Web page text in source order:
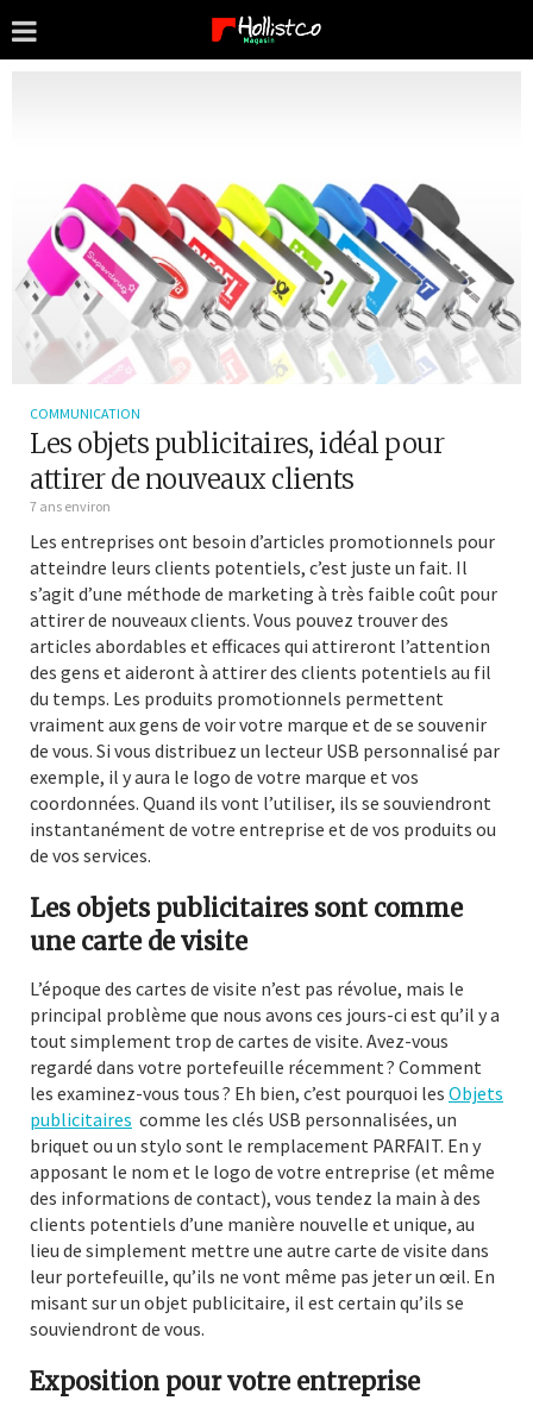
COMMUNICATION
Les objets publicitaires, idéal pour
attirer de nouveaux clients
7 ans environ
Les entreprises ont besoin d’articles promotionnels pour
atteindre leurs clients potentiels, c’est juste un fait. Il
s’agit d’une méthode de marketing à très faible coût pour
attirer de nouveaux clients. Vous pouvez trouver des
articles abordables et efficaces qui attireront l’attention
des gens et aideront à attirer des clients potentiels au fil
du temps. Les produits promotionnels permettent
vraiment aux gens de voir votre marque et de se souvenir
de vous. Si vous distribuez un lecteur USB personnalisé par
exemple, il y aura le logo de votre marque et vos
coordonnées. Quand ils vont l’utiliser, ils se souviendront
instantanément de votre entreprise et de vos produits ou
de vos services.
Les objets publicitaires sont comme
une carte de visite
L’époque des cartes de visite n’est pas révolue, mais le
principal problème que nous avons ces jours-ci est qu’il y a
tout simplement trop de cartes de visite. Avez-vous
regardé dans votre portefeuille récemment ? Comment
les examinez-vous tous ? Eh bien, c’est pourquoi les Objets
publicitaires comme les clés USB personnalisées, un
briquet ou un stylo sont le remplacement PARFAIT. En y
apposant le nom et le logo de votre entreprise (et même
des informations de contact), vous tendez la main à des
clients potentiels d’une manière nouvelle et unique, au
lieu de simplement mettre une autre carte de visite dans
leur portefeuille, qu’ils ne vont même pas jeter un œil. En
misant sur un objet publicitaire, il est certain qu’ils se
souviendront de vous.
Exposition pour votre entreprise